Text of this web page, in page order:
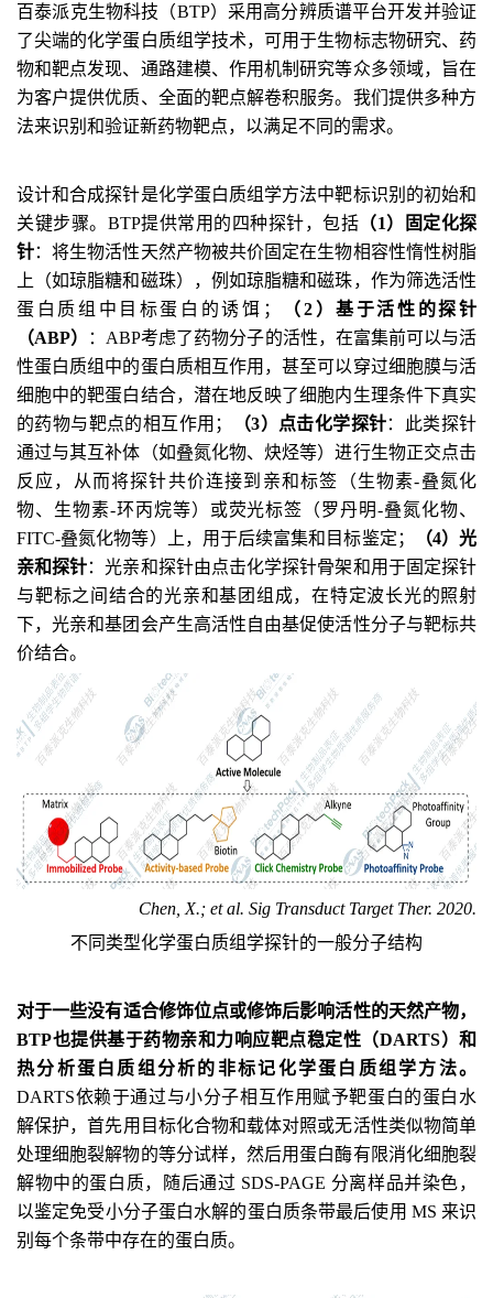
百泰派克生物科技（BTP）采用高分辨质谱平台开发并验证
了尖端的化学蛋白质组学技术，可用于生物标志物研究、药
物和靶点发现、通路建模、作用机制研究等众多领域，
旨在
为客户提供优质、全面的靶点解卷积服务。 我们提供多种方
法来识别和验证新药物靶点， 以满足不同 的需求。
设计和合成探针是化学蛋白质组学方法中靶标识别的初始和
关键步骤。BTP提供常用的四种探针，包括 （1）固定化探
针：将生物活性天然产物被共价固定在生物相容性惰性树脂
上（如琼脂糖和磁珠），例如琼脂糖和磁珠，作为筛选活性
蛋白质组中目标蛋白的诱饵；
（2）基于活性的探针
（ABP）
：ABP考虑了药物分子的活性，在富集前可以与活
性蛋白质组中的蛋白质相互作用，甚至可以穿过细胞膜与活
细胞中的靶蛋白结合，潜在地反映了细胞内生理条件下真实
的药物与靶点的相互作用；
（3）点击化学探针：此类探针
通过与其互补体（如叠氮化物、炔烃等）进行生物正交点击
反应，从而将探针共价连接到亲和标签（生物素-叠氮化
物、生物素-环丙烷等）或荧光标签（罗丹明-叠氮化物、
FITC-叠氮化物等）上，用于后续富集和目标鉴定 ；
（4）光
亲和探针：光亲和探针由点击化学探针骨架和用于固定探针
与靶标之间结合的光亲和基团组成，在特定波长光的照射
下，光亲和基团会产生高活性自由基促使活性分子与靶标共
价结合。
Chen, X.; et al. Sig Transduct Target Ther. 2020.
不同类型化学蛋白质组学探针的一般分子结构
对于一些没有适合修饰位点或修饰后影响活性的天然产物，
BTP也提供基于药物亲和力响应靶点稳定性 （DARTS）和
热分析蛋白质组分析的非标记化学蛋白质组学方法。
DARTS依赖于通过与小分子相互作用赋予靶蛋白的蛋白水
解保护，首先用目标化合物和载体对照或无活性类似物简单
处理细胞裂解物的等分试样，然后用蛋白酶有限消化细胞裂
解物中的蛋白质，
随后通过 SDS-PAGE 分离样品并染色，
以鉴定免受小分子蛋白水解的蛋白质条带最后使用 MS 来识
别每个条带中存在的蛋白质。